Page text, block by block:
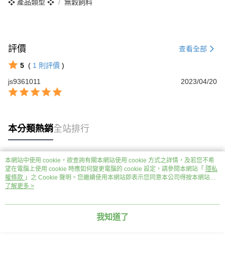
❖ 產品類型 ❖ 無穀飼料
評價 查看全部
5 ( 1 則評價 )
js9361011
2023/04/20
本分類熱銷全站排行
熱門標籤
本網站中使用 cookie，欲查詢有關本網站使用 cookie 方式之詳情，及若您不希
望在電腦上使用 cookie 時應如何變更電腦的 cookie 設定，請參閱本網站「 隱私
權條款 」之 Cookie 聲明。您繼續使用本網站即表示您同意本公司得按本網站使
用條款之 Cookie 聲明使用 cookie。
了解更多 >
我知道了